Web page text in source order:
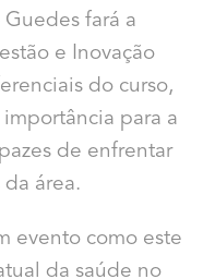
fará a
e Inovação
do curso,
para a
de enfrentar
área.
evento como este
da saúde no